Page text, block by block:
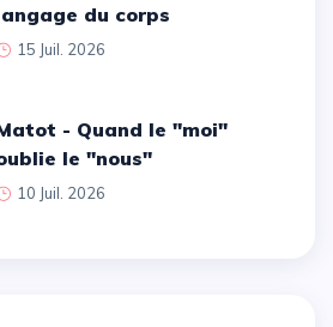
du corps
15 Juil. 2026
le ''moi''
le ''nous''
10 Juil. 2026